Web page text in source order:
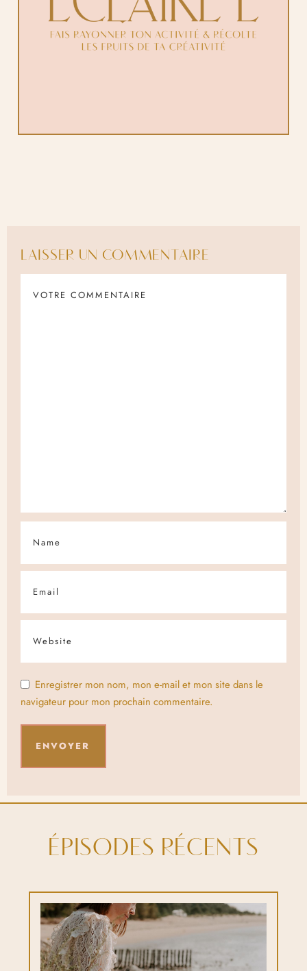
LAISSER UN COMMENTAIRE
Enregistrer mon nom, mon e-mail et mon site dans le
navigateur pour mon prochain commentaire.
ÉPISODES RÉCENTS